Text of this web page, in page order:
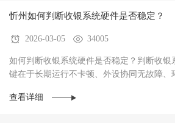
忻州如何判断收银系统硬件是否稳定？
2026-03-05 34005
如何判断收银系统硬件是否稳定？判断收银
键在于‌长期运行不卡顿、外设协同无故障、
查看详细